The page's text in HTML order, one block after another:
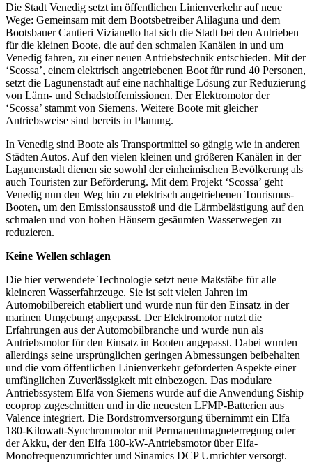
Die Stadt Venedig setzt im öffentlichen Linienverkehr auf neue
Wege: Gemeinsam mit dem Bootsbetreiber Alilaguna und dem
Bootsbauer Cantieri Vizianello hat sich die Stadt bei den Antrieben
für die kleinen Boote, die auf den schmalen Kanälen in und um
Venedig fahren, zu einer neuen Antriebstechnik entschieden. Mit der
‘Scossa’, einem elektrisch angetriebenen Boot für rund 40 Personen,
setzt die Lagunenstadt auf eine nachhaltige Lösung zur Reduzierung
von Lärm- und Schadstoffemissionen. Der Elektromotor der
‘Scossa’ stammt von Siemens. Weitere Boote mit gleicher
Antriebsweise sind bereits in Planung.
In Venedig sind Boote als Transportmittel so gängig wie in anderen
Städten Autos. Auf den vielen kleinen und größeren Kanälen in der
Lagunenstadt dienen sie sowohl der einheimischen Bevölkerung als
auch Touristen zur Beförderung. Mit dem Projekt ‘Scossa’ geht
Venedig nun den Weg hin zu elektrisch angetriebenen Tourismus-
Booten, um den Emissionsausstoß und die Lärmbelästigung auf den
schmalen und von hohen Häusern gesäumten Wasserwegen zu
reduzieren.
Keine Wellen schlagen
Die hier verwendete Technologie setzt neue Maßstäbe für alle
kleineren Wasserfahrzeuge. Sie ist seit vielen Jahren im
Automobilbereich etabliert und wurde nun für den Einsatz in der
marinen Umgebung angepasst. Der Elektromotor nutzt die
Erfahrungen aus der Automobilbranche und wurde nun als
Antriebsmotor für den Einsatz in Booten angepasst. Dabei wurden
allerdings seine ursprünglichen geringen Abmessungen beibehalten
und die vom öffentlichen Linienverkehr geforderten Aspekte einer
umfänglichen Zuverlässigkeit mit einbezogen. Das modulare
Antriebssystem Elfa von Siemens wurde auf die Anwendung Siship
ecoprop zugeschnitten und in die neuesten LFMP-Batterien aus
Valence integriert. Die Bordstromversorgung übernimmt ein Elfa
180-Kilowatt-Synchronmotor mit Permanentmagneterregung oder
der Akku, der den Elfa 180-kW-Antriebsmotor über Elfa-
Monofrequenzumrichter und Sinamics DCP Umrichter versorgt.